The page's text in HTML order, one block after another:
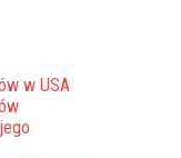
w USA